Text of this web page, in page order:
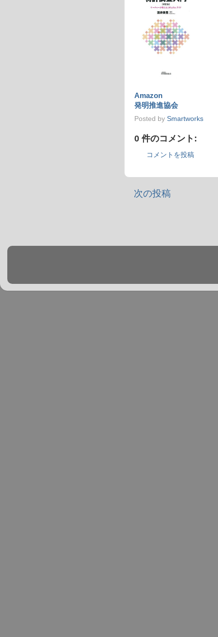
Amazon
発明推進協会
Posted by Smartworks
0 件のコメント:
コメントを投稿
次の投稿